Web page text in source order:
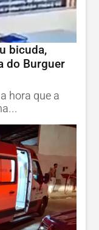
bicuda,
do Burguer
hora que a